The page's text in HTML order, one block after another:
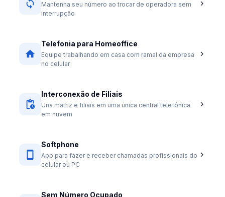
Mantenha seu número ao trocar de operadora sem
interrupção
Telefonia para Homeoffice
Equipe trabalhando em casa com ramal da empresa
no celular
Interconexão de Filiais
Una matriz e filiais em uma única central telefônica
em nuvem
Softphone
App para fazer e receber chamadas profissionais do
celular ou PC
Sem Número Ocupado